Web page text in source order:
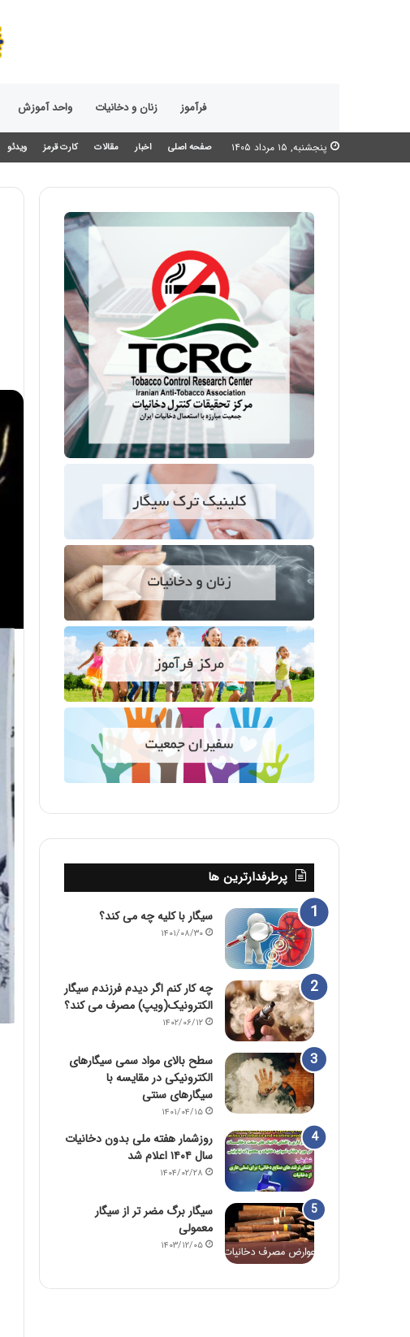
فرآموز زنان و دخانیات واحد آموزش
پنجشنبه, ۱۵ مرداد ۱۴۰۵ صفحه اصلی اخبار مقالات کارت قرمز ویدئو
پرطرفدارترین ها
سیگار با کلیه چه می کند؟
۱۴۰۱/۰۸/۳۰
چه کار کنم اگر دیدم فرزندم سیگار
الکترونیک(ویپ) مصرف می کند؟
۱۴۰۲/۰۶/۱۲
سطح بالای مواد سمی سیگارهای
الکترونیکی در مقایسه با
سیگارهای سنتی
۱۴۰۱/۰۴/۱۵
روزشمار هفته ملی بدون دخانیات
سال ۱۴۰۴ اعلام شد
۱۴۰۴/۰۲/۲۸
سیگار برگ مضر تر از سیگار
معمولی
۱۴۰۳/۱۲/۰۵